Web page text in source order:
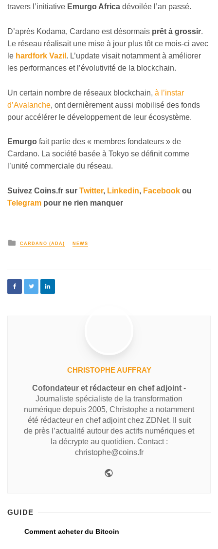
travers l’initiative Emurgo Africa dévoilée l’an passé.
D’après Kodama, Cardano est désormais prêt à grossir.
Le réseau réalisait une mise à jour plus tôt ce mois-ci avec
le hardfork Vazil . L’update visait notamment à améliorer
les performances et l’évolutivité de la blockchain.
Un certain nombre de réseaux blockchain, à l’instar
d’Avalanche, ont dernièrement aussi mobilisé des fonds
pour accélérer le développement de leur écosystème.
Emurgo fait partie des « membres fondateurs » de
Cardano. La société basée à Tokyo se définit comme
l’unité commerciale du réseau.
Suivez Coins.fr sur Twitter, Linkedin, Facebook ou
Telegram pour ne rien manquer
CARDANO (ADA) NEWS
CHRISTOPHE AUFFRAY
Cofondateur et rédacteur en chef adjoint -
Journaliste spécialiste de la transformation
numérique depuis 2005, Christophe a notamment
été rédacteur en chef adjoint chez ZDNet. Il suit
de près l’actualité autour des actifs numériques et
la décrypte au quotidien. Contact :
christophe@coins.fr
GUIDE
Comment acheter du Bitcoin